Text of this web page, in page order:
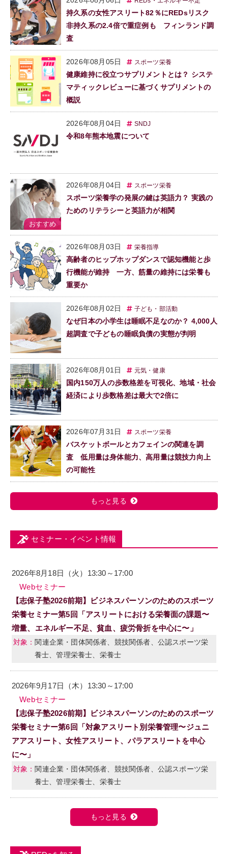
持久系の女性アスリート82％にREDsリスク
非持久系の2.4倍で重症例も フィンランド調
査
2026年08月05日 スポーツ栄養
健康維持に役立つサプリメントとは？ システ
マティックレビューに基づくサプリメントの
概説
2026年08月04日 SNDJ
令和8年熊本地震について
2026年08月04日 スポーツ栄養
スポーツ栄養学の発展の鍵は英語力？ 実践の
ためのリテラシーと英語力が相関
2026年08月03日 栄養指導
高齢者のヒップホップダンスで認知機能と歩
行機能が維持 一方、筋量の維持には栄養も
重要か
2026年08月02日 子ども・部活動
なぜ日本の小学生は睡眠不足なのか？ 4,000人
超調査で子どもの睡眠負債の実態が判明
2026年08月01日 元気・健康
国内150万人の歩数格差を可視化、地域・社会
経済により歩数格差は最大で2倍に
2026年07月31日 スポーツ栄養
バスケットボールとカフェインの関連を調
査 低用量は身体能力、高用量は競技力向上
の可能性
もっと見る
セミナー・イベント情報
2026年8月18日（火）13:30～17:00
Webセミナー
【志保子塾2026前期】ビジネスパーソンのためのスポーツ
栄養セミナー第5回「アスリートにおける栄養面の課題〜
増量、エネルギー不足、貧血、疲労骨折を中心に〜」
関連企業・団体関係者、競技関係者、公認スポーツ栄
養士、管理栄養士、栄養士
2026年9月17日（木）13:30～17:00
Webセミナー
【志保子塾2026前期】ビジネスパーソンのためのスポーツ
栄養セミナー第6回「対象アスリート別栄養管理〜ジュニ
アアスリート、女性アスリート、パラアスリートを中心
に〜」
関連企業・団体関係者、競技関係者、公認スポーツ栄
養士、管理栄養士、栄養士
もっと見る